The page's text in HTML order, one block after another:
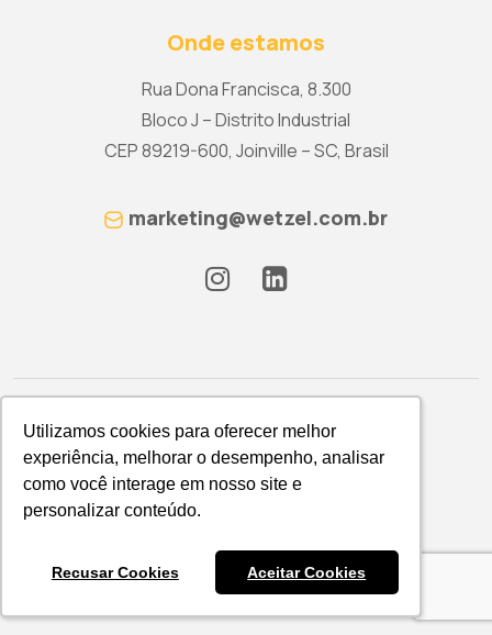
Utilizamos cookies para oferecer melhor
experiência, melhorar o desempenho, analisar
como você interage em nosso site e
personalizar conteúdo.
Recusar Cookies Aceitar Cookies
Utilizamos cookies para oferecer melhor
experiência, melhorar o desempenho, analisar
como você interage em nosso site e
personalizar conteúdo.
Recusar Cookies Aceitar Cookies
Onde estamos
Rua Dona Francisca, 8.300
Bloco J – Distrito Industrial
CEP 89219-600, Joinville – SC, Brasil
marketing@wetzel.com.br
Política de Privacidade